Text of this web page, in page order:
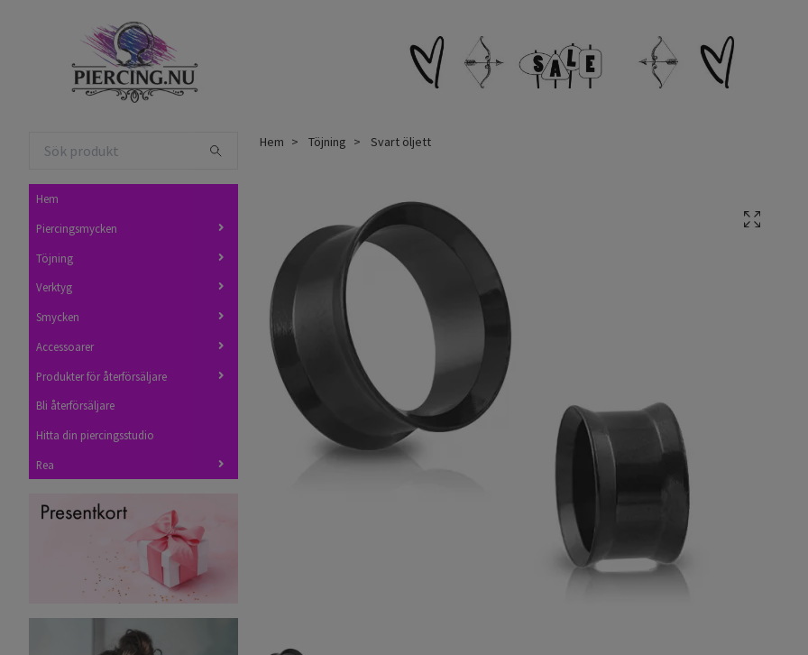
Hem
Piercingsmycken
Töjning
Verktyg
Smycken
Accessoarer
Produkter för återförsäljare
Bli återförsäljare
Hitta din piercingsstudio
Rea
Hem Töjning Svart öljett